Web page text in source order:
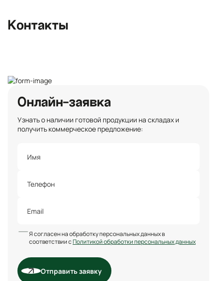
Контактыopt@ecotermix.ru
Онлайн-заявка
Узнать о наличии готовой продукции на складах и
получить коммерческое предложение:
Я согласен на обработку персональных данных в
соответствии сПолитикой обработки персональных данных
Отправить заявку